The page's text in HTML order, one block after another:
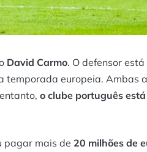
David Carmo. O defensor
europeia. Ambas
o clube português
pagar mais de 20 milhões de